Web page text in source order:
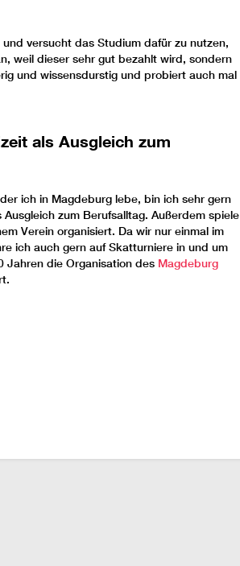
versucht das Studium dafür zu nutzen,
weil dieser sehr gut bezahlt wird, sondern
und wissensdurstig und probiert auch mal
als Ausgleich zum
ich in Magdeburg lebe, bin ich sehr gern
zum Berufsalltag. Außerdem spiele
Verein organisiert. Da wir nur einmal im
ich auch gern auf Skatturniere in und um
Jahren die Organisation des Magdeburg